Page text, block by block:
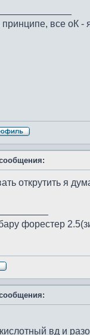
все оК -
открутить я
форестер
вд и